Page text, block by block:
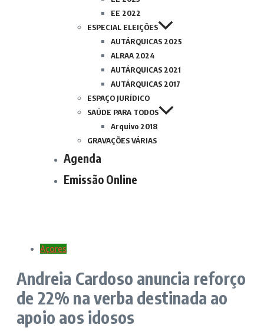
EE 2022
ESPECIAL ELEIÇÕES
AUTÁRQUICAS 2025
ALRAA 2024
AUTÁRQUICAS 2021
AUTÁRQUICAS 2017
ESPAÇO JURÍDICO
SAÚDE PARA TODOS
Arquivo 2018
GRAVAÇÕES VÁRIAS
Agenda
Emissão Online
Açores
Andreia Cardoso anuncia reforço
de 22% na verba destinada ao
apoio aos idosos